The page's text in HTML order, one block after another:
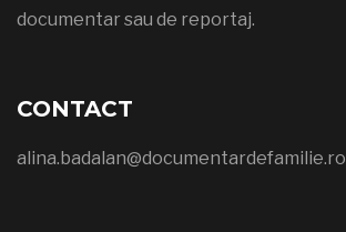
documentar sau de reportaj.
CONTACT
alina.badalan@documentardefamilie.ro